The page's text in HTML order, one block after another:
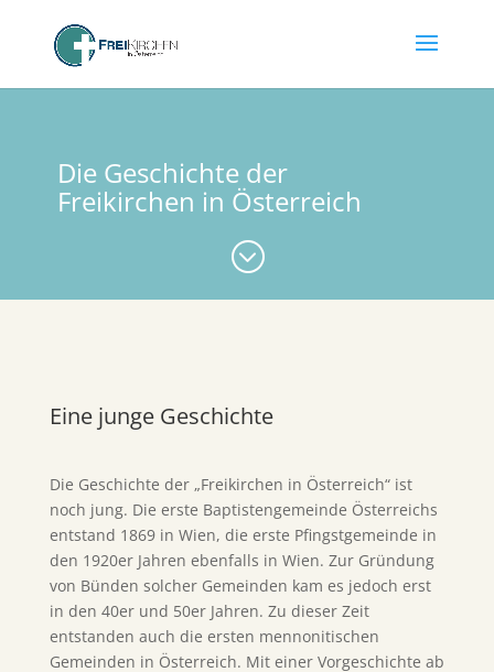
Die Geschichte der
Freikirchen in Österreich
;
Eine junge Geschichte
Die Geschichte der „Freikirchen in Österreich“ ist
noch jung. Die erste Baptistengemeinde Österreichs
entstand 1869 in Wien, die erste Pfingstgemeinde in
den 1920er Jahren ebenfalls in Wien. Zur Gründung
von Bünden solcher Gemeinden kam es jedoch erst
in den 40er und 50er Jahren. Zu dieser Zeit
entstanden auch die ersten mennonitischen
Gemeinden in Österreich. Mit einer Vorgeschichte ab